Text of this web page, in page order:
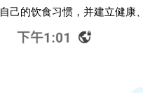
自己的饮食习惯，并建立健康